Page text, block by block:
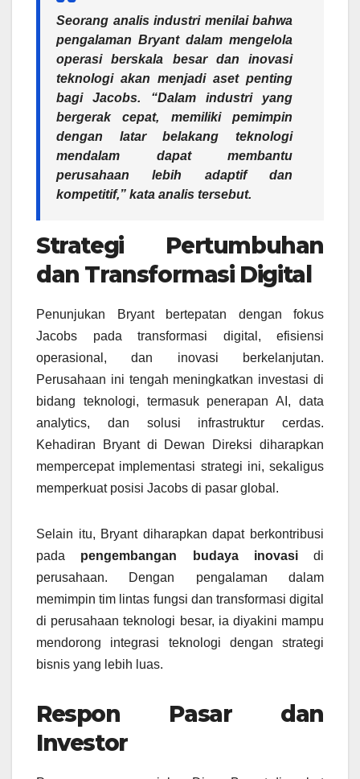
Seorang analis industri menilai bahwa
pengalaman Bryant dalam mengelola
operasi berskala besar dan inovasi
teknologi akan menjadi aset penting
bagi Jacobs. “Dalam industri yang
bergerak cepat, memiliki pemimpin
dengan latar belakang teknologi
mendalam dapat membantu
perusahaan lebih adaptif dan
kompetitif,” kata analis tersebut.
Strategi Pertumbuhan
dan Transformasi Digital
Penunjukan Bryant bertepatan dengan fokus
Jacobs pada transformasi digital, efisiensi
operasional, dan inovasi berkelanjutan.
Perusahaan ini tengah meningkatkan investasi di
bidang teknologi, termasuk penerapan AI, data
analytics, dan solusi infrastruktur cerdas.
Kehadiran Bryant di Dewan Direksi diharapkan
mempercepat implementasi strategi ini, sekaligus
memperkuat posisi Jacobs di pasar global.
Selain itu, Bryant diharapkan dapat berkontribusi
pada pengembangan budaya inovasidi
perusahaan. Dengan pengalaman dalam
memimpin tim lintas fungsi dan transformasi digital
di perusahaan teknologi besar, ia diyakini mampu
mendorong integrasi teknologi dengan strategi
bisnis yang lebih luas.
Respon Pasar dan
Investor